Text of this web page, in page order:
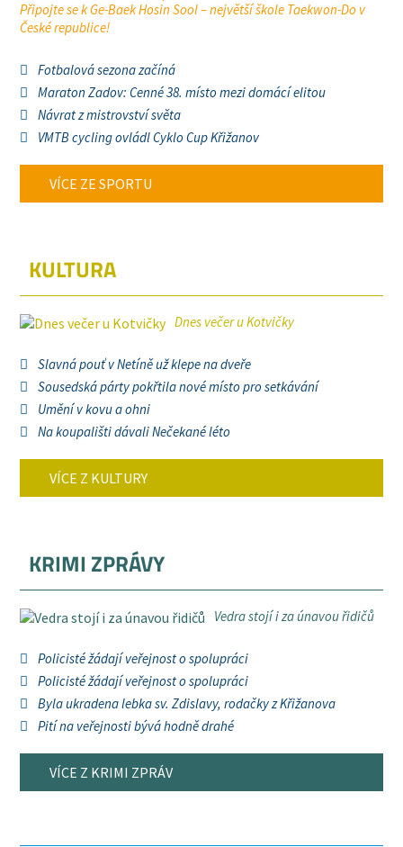
Připojte se k Ge-Baek Hosin Sool – největší škole Taekwon-Do v
České republice!
Fotbalová sezona začíná
Maraton Zadov: Cenné 38. místo mezi domácí elitou
Návrat z mistrovství světa
VMTB cycling ovládl Cyklo Cup Křižanov
VÍCE ZE SPORTU
KULTURA
Dnes večer u Kotvičky
Slavná pouť v Netíně už klepe na dveře
Sousedská párty pokřtila nové místo pro setkávání
Umění v kovu a ohni
Na koupališti dávali Nečekané léto
VÍCE Z KULTURY
KRIMI ZPRÁVY
Vedra stojí i za únavou řidičů
Policisté žádají veřejnost o spolupráci
Policisté žádají veřejnost o spolupráci
Byla ukradena lebka sv. Zdislavy, rodačky z Křižanova
Pití na veřejnosti bývá hodně drahé
VÍCE Z KRIMI ZPRÁV